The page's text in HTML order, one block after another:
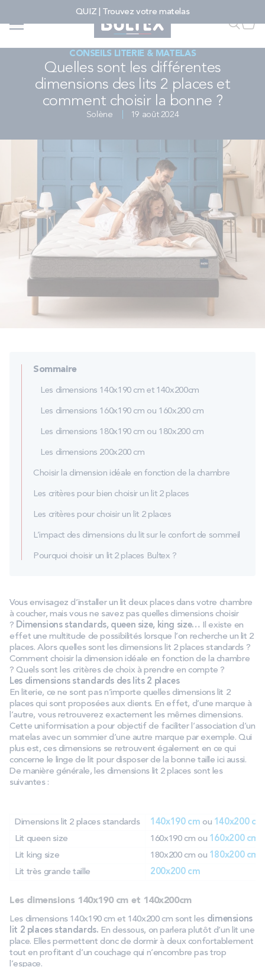
QUIZ | Trouvez votre matelas
Faire
FAIRE UNE RECHERCHE
SOMMIERS
ENSEMBLES
ACCESSOIRES
Technologie bultex
Quelles sont les différentes dimensions des lits 2 places et comment choisir la
CONSEILS LITERIE & MATELAS
Quelles sont les différentes
dimensions des lits 2 places et
comment choisir la bonne ?
Solène 19 août 2024
Sommaire
Les dimensions 140x190 cm et 140x200cm
Les dimensions 160x190 cm ou 160x200 cm
Les dimensions 180x190 cm ou 180x200 cm
Les dimensions 200x200 cm
Choisir la dimension idéale en fonction de la chambre
Les critères pour bien choisir un lit 2 places
Les critères pour choisir un lit 2 places
L’impact des dimensions du lit sur le confort de sommeil
Pourquoi choisir un lit 2 places Bultex ?
Vous envisagez d’installer un lit deux places dans votre chambre
à coucher, mais vous ne savez pas quelles dimensions choisir
? Dimensions standards, queen size, king size… Il existe en
effet une multitude de possibilités lorsque l’on recherche un lit 2
places. Alors quelles sont les dimensions lit 2 places standards ?
Comment choisir la dimension idéale en fonction de la chambre
? Quels sont les critères de choix à prendre en compte ?
Les dimensions standards des lits 2 places
En literie, ce ne sont pas n’importe quelles dimensions lit 2
places qui sont proposées aux clients. En effet, d’une marque à
l’autre, vous retrouverez exactement les mêmes dimensions.
Cette uniformisation a pour objectif de faciliter l’association d’un
matelas avec un sommier d’une autre marque par exemple. Qui
plus est, ces dimensions se retrouvent également en ce qui
concerne le linge de lit pour disposer de la bonne taille ici aussi.
De manière générale, les dimensions lit 2 places sont les
suivantes :
Dimensions lit 2 places standards 140x190 cm ou 140x200 cm
Lit queen size
160x190 cm ou 160x200 cm
Lit king size
180x200 cm ou 180x200 cm
Lit très grande taille
200x200 cm
Les dimensions 140x190 cm et 140x200cm
Les dimensions 140x190 cm et 140x200 cm sont les dimensions
lit 2 places standards. En dessous, on parlera plutôt d’un lit une
place. Elles permettent donc de dormir à deux confortablement
tout en profitant d’un couchage qui n’encombre pas trop
l’espace.